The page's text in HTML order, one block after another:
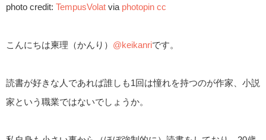
photo credit: TempusVolat via photopin cc
こんにちは柬理（かんり） @keikanriです。
読書が好きな人であれば誰しも1回は憧れを持つのが作家、小説
家という職業ではないでしょうか。